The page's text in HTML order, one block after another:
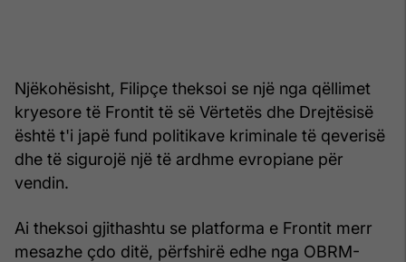
Njëkohësisht, Filipçe theksoi se një nga qëllimet
kryesore të Frontit të së Vërtetës dhe Drejtësisë
është t'i japë fund politikave kriminale të qeverisë
dhe të sigurojë një të ardhme evropiane për
vendin.
Ai theksoi gjithashtu se platforma e Frontit merr
mesazhe çdo ditë, përfshirë edhe nga OBRM-